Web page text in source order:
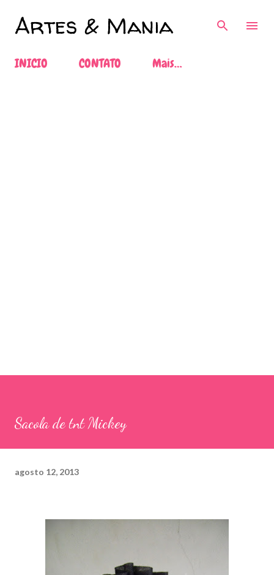
Artes & Mania
INICIO CONTATO Mais…
Sacola de tnt Mickey
agosto 12, 2013